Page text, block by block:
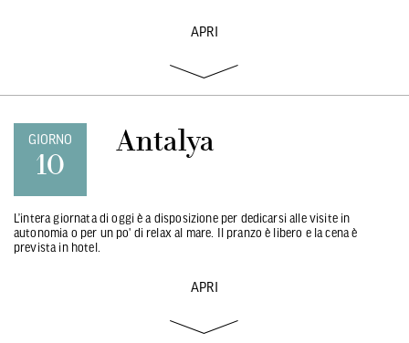
APRI
GIORNO
10
Antalya
L’intera giornata di oggi è a disposizione per dedicarsi alle visite in
autonomia o per un po' di relax al mare. Il pranzo è libero e la cena è
prevista in hotel.
APRI